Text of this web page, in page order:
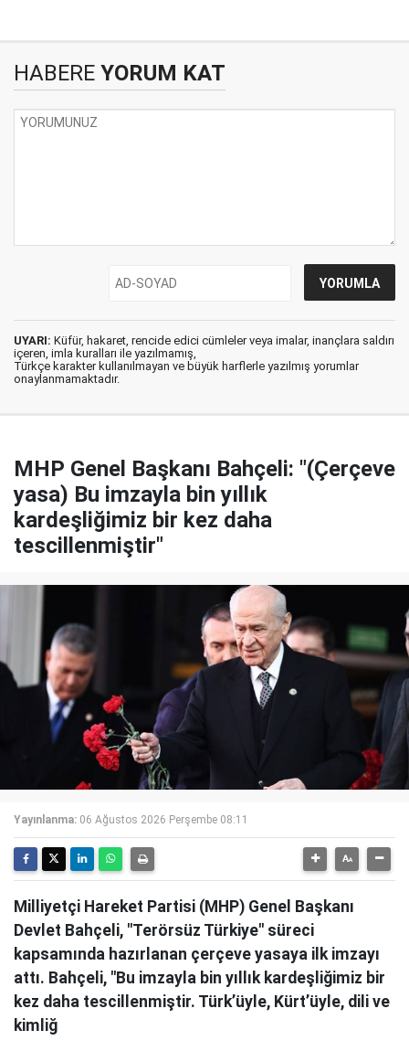
HABERE YORUM KAT
UYARI: Küfür, hakaret, rencide edici cümleler veya imalar, inançlara saldırı
içeren, imla kuralları ile yazılmamış,
Türkçe karakter kullanılmayan ve büyük harflerle yazılmış yorumlar
onaylanmamaktadır.
MHP Genel Başkanı Bahçeli: "(Çerçeve
yasa) Bu imzayla bin yıllık
kardeşliğimiz bir kez daha
tescillenmiştir"
Yayınlanma: 06 Ağustos 2026 Perşembe 08:11
Milliyetçi Hareket Partisi (MHP) Genel Başkanı
Devlet Bahçeli, "Terörsüz Türkiye" süreci
kapsamında hazırlanan çerçeve yasaya ilk imzayı
attı. Bahçeli, "Bu imzayla bin yıllık kardeşliğimiz bir
kez daha tescillenmiştir. Türk’üyle, Kürt’üyle, dili ve
kimliğ